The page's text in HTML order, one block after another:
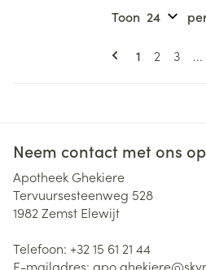
U lees
1 Pagina
2 Pagina
3 ...
Toon
Neem contact met ons op
Apotheek Ghekiere
Tervuursesteenweg 528
1982 Zemst Elewijt
Telefoon: +32 15 61 21 44
E-mailadres: apo.ghekiere@